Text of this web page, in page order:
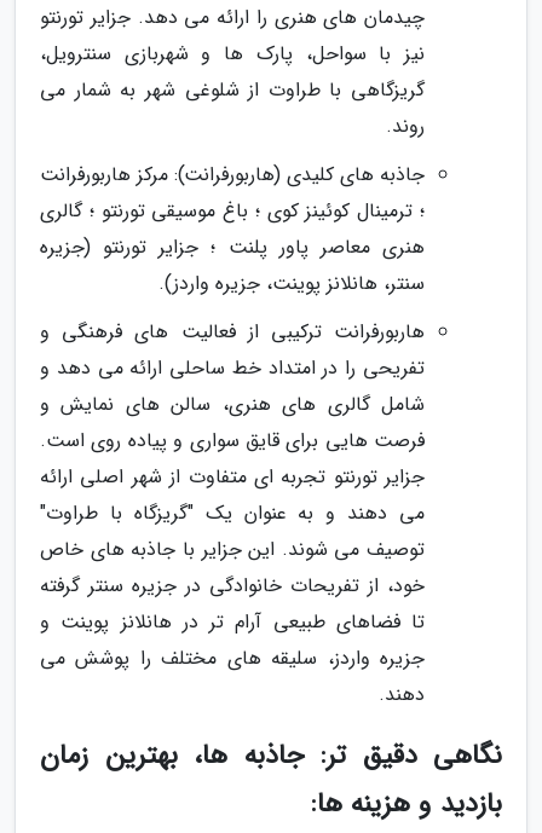
چیدمان های هنری را ارائه می دهد. جزایر تورنتو
نیز با سواحل، پارک ها و شهربازی سنترویل،
گریزگاهی با طراوت از شلوغی شهر به شمار می
روند.
جاذبه های کلیدی (هاربورفرانت): مرکز هاربورفرانت
؛ ترمینال کوئینز کوی ؛ باغ موسیقی تورنتو ؛ گالری
هنری معاصر پاور پلنت ؛ جزایر تورنتو (جزیره
سنتر، هانلانز پوینت، جزیره واردز).
هاربورفرانت ترکیبی از فعالیت های فرهنگی و
تفریحی را در امتداد خط ساحلی ارائه می دهد و
شامل گالری های هنری، سالن های نمایش و
فرصت هایی برای قایق سواری و پیاده روی است.
جزایر تورنتو تجربه ای متفاوت از شهر اصلی ارائه
می دهند و به عنوان یک "گریزگاه با طراوت"
توصیف می شوند. این جزایر با جاذبه های خاص
خود، از تفریحات خانوادگی در جزیره سنتر گرفته
تا فضاهای طبیعی آرام تر در هانلانز پوینت و
جزیره واردز، سلیقه های مختلف را پوشش می
دهند.
نگاهی دقیق تر: جاذبه ها، بهترین زمان
بازدید و هزینه ها: